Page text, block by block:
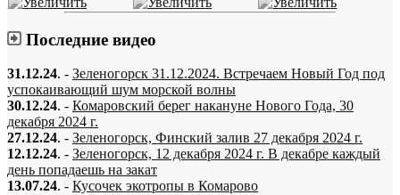
Последние видео
31.12.24. - Зеленогорск 31.12.2024. Встречаем Новый Год под
успокаивающий шум морской волны
30.12.24. - Комаровский берег накануне Нового Года, 30
декабря 2024 г.
27.12.24. - Зеленогорск, Финский залив 27 декабря 2024 г.
12.12.24. - Зеленогорск, 12 декабря 2024 г. В декабре каждый
день попадаешь на закат
13.07.24. - Кусочек экотропы в Комарово